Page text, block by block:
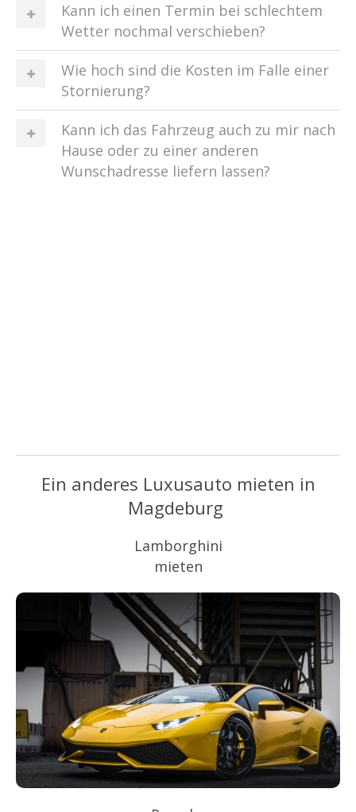
Kann ich einen Termin bei schlechtem
Wetter nochmal verschieben?
Wie hoch sind die Kosten im Falle einer
Stornierung?
Kann ich das Fahrzeug auch zu mir nach
Hause oder zu einer anderen
Wunschadresse liefern lassen?
Ein anderes Luxusauto mieten in
Magdeburg
Lamborghini
mieten